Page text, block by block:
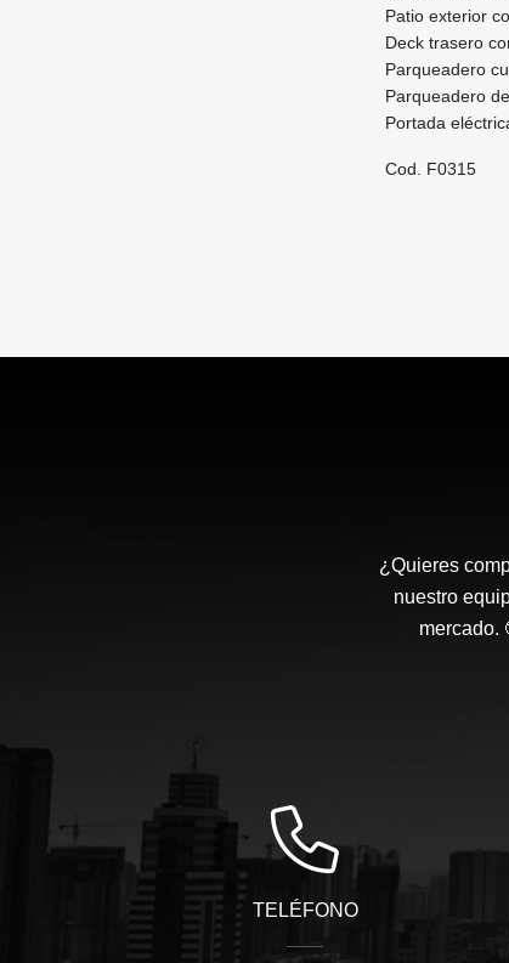
Patio exterior
Deck trasero
Parqueadero
Parqueadero
Portada
Cod. F0315
¿Quieres
nuestro
mercado.
TELÉFONO